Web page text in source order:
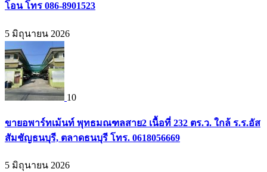
โอน โทร 086-8901523
5 มิถุนายน 2026
10
ขายอพาร์ทเม้นท์ พุทธมณฑลสาย2 เนื้อที่ 232 ตร.ว. ใกล้ ร.ร.อัส
สัมชัญธนบุรี, ตลาดธนบุรี โทร. 0618056669
5 มิถุนายน 2026